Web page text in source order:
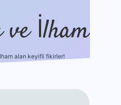
ve İlham
alan keyifli fikirler!
ilbet yeni